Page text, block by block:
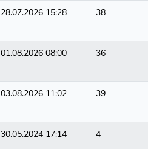
28.07.2026 15:28 38
01.08.2026 08:00 36
03.08.2026 11:02 39
30.05.2024 17:14 4